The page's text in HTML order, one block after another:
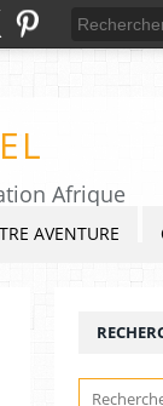
Afrique
AVENTURE